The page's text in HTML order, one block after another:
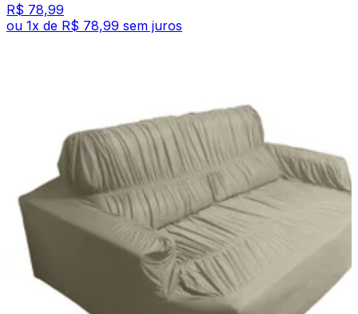
R$ 78,99
ou 1x de R$ 78,99 sem juros